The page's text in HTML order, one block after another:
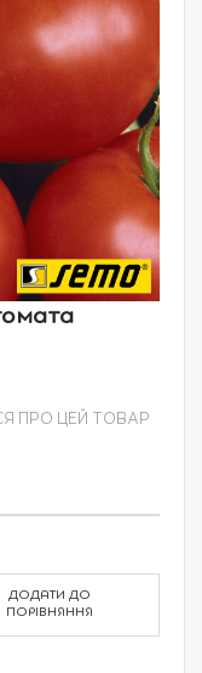
ПРО ЦЕЙ ТОВАР
ДОДАТИ ДО
ПОРІВНЯННЯ